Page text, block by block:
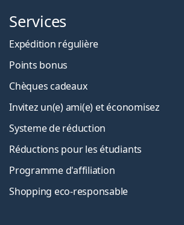
Services
Expédition régulière
Points bonus
Chèques cadeaux
Invitez un(e) ami(e) et économisez
Systeme de réduction
Réductions pour les étudiants
Programme d'affiliation
Shopping eco-responsable